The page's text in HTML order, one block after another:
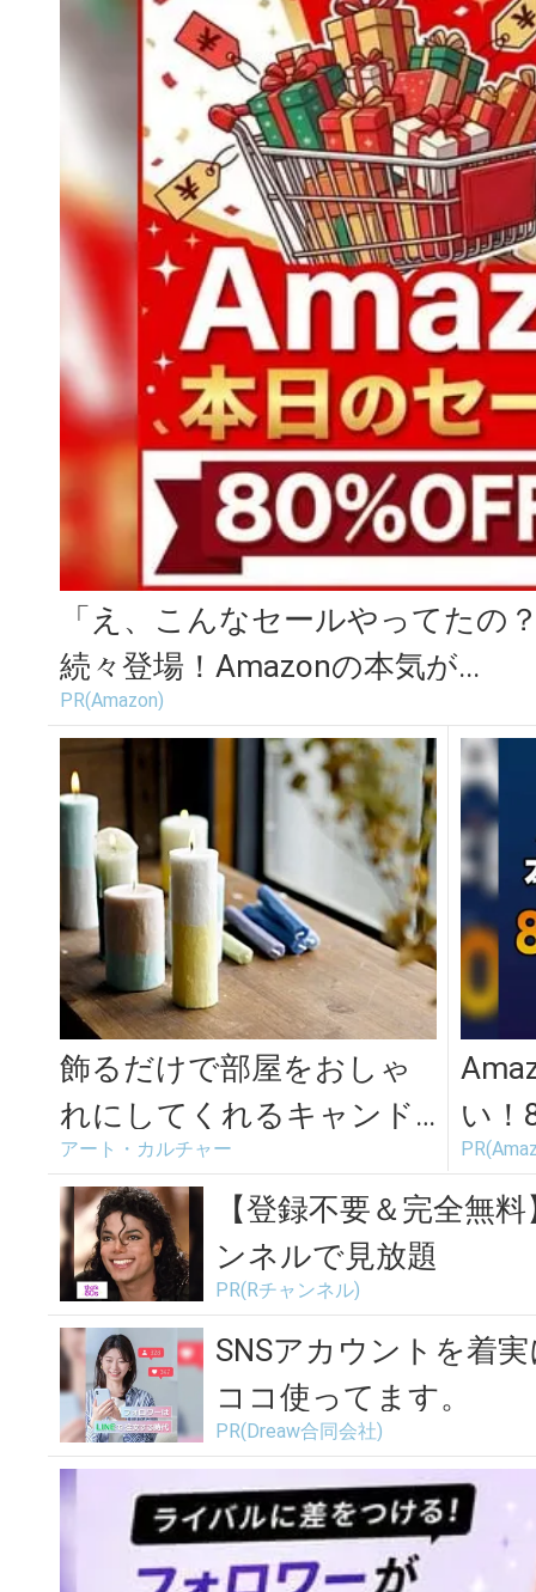
「え、こんなセールやってたの
続々登場！Amazonの本気が...
PR(Amazon)
飾るだけで部屋をおしゃ
れにしてくれるキャンド
ル「nuri candle」
アート・カルチャー
い！
場
【登録不要＆完全無
ンネルで見放題
PR(Rチャンネル)
SNSアカウントを着
ココ使ってます。
PR(Dreaw合同会社)